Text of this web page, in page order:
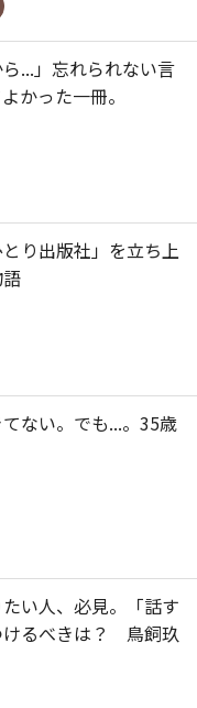
ら...」忘れられない言
かった一冊。
とり出版社」を立ち上
ない。でも...。35歳
い人、必見。「話す
けるべきは？ 鳥飼玖